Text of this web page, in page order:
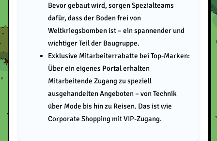
Bevor gebaut wird, sorgen Spezialteams
dafür, dass der Boden frei von
Weltkriegsbomben ist – ein spannender und
wichtiger Teil der Baugruppe.
Exklusive Mitarbeiterrabatte bei Top-Marken:
Über ein eigenes Portal erhalten
Mitarbeitende Zugang zu speziell
ausgehandelten Angeboten – von Technik
über Mode bis hin zu Reisen. Das ist wie
Corporate Shopping mit VIP-Zugang.